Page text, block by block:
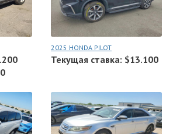
2025 HONDA PILOT
Текущая ставка: $13.100